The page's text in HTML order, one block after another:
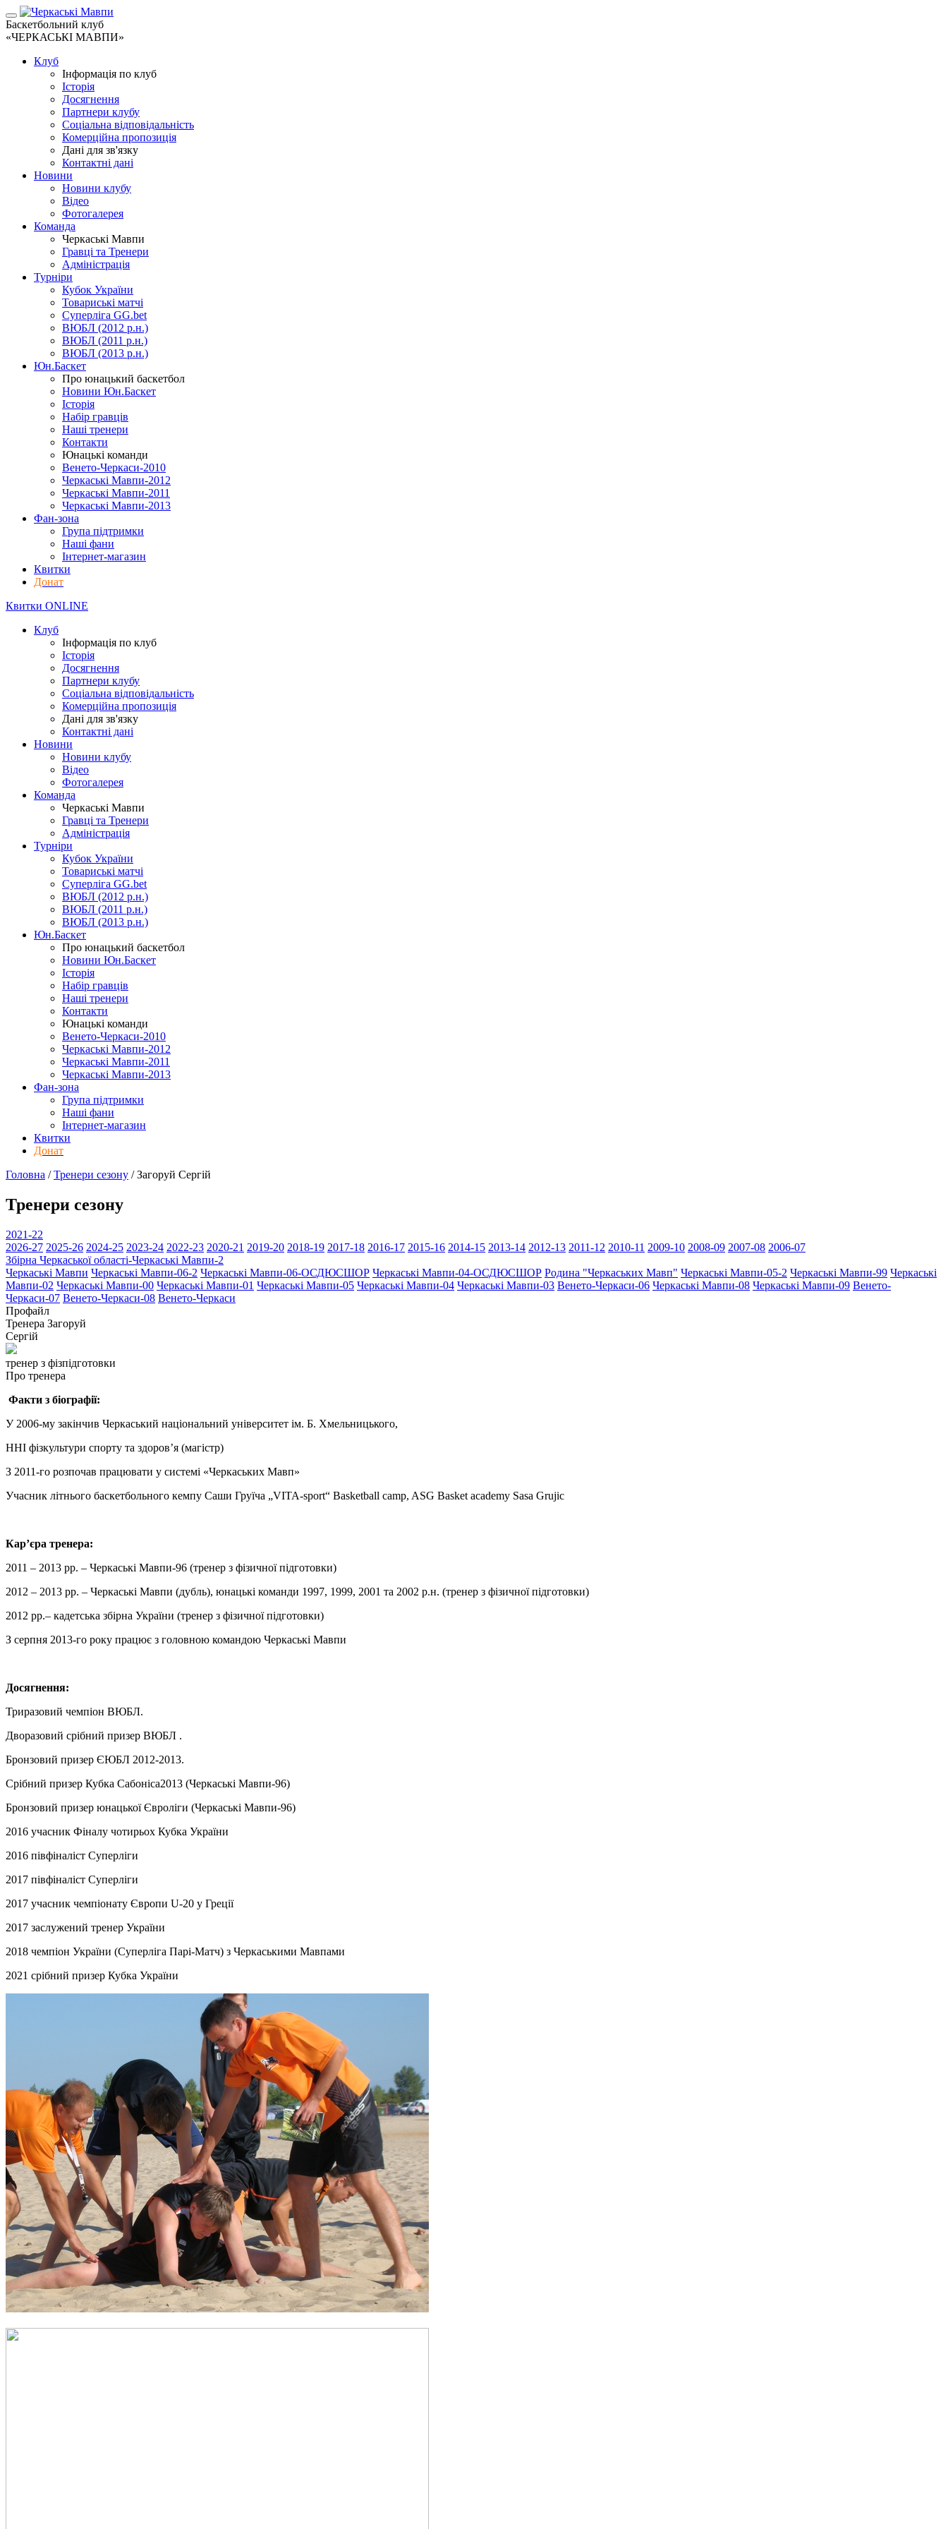
Баскетбольний клуб
«ЧЕРКАСЬКІ МАВПИ»
Клуб
Інформація по клуб
Історія
Досягнення
Партнери клубу
Соціальна відповідальність
Комерційна пропозиція
Дані для зв'язку
Контактні дані
Новини
Новини клубу
Відео
Фотогалерея
Команда
Черкаські Мавпи
Гравці та Тренери
Адміністрація
Турніри
Кубок України
Товариські матчі
Суперліга GG.bet
ВЮБЛ (2012 р.н.)
ВЮБЛ (2011 р.н.)
ВЮБЛ (2013 р.н.)
Юн.Баскет
Про юнацький баскетбол
Новини Юн.Баскет
Історія
Набір гравців
Наші тренери
Контакти
Юнацькі команди
Венето-Черкаси-2010
Черкаські Мавпи-2012
Черкаські Мавпи-2011
Черкаські Мавпи-2013
Фан-зона
Група підтримки
Наші фани
Інтернет-магазин
Квитки
Донат
Квитки ONLINE
Клуб
Інформація по клуб
Історія
Досягнення
Партнери клубу
Соціальна відповідальність
Комерційна пропозиція
Дані для зв'язку
Контактні дані
Новини
Новини клубу
Відео
Фотогалерея
Команда
Черкаські Мавпи
Гравці та Тренери
Адміністрація
Турніри
Кубок України
Товариські матчі
Суперліга GG.bet
ВЮБЛ (2012 р.н.)
ВЮБЛ (2011 р.н.)
ВЮБЛ (2013 р.н.)
Юн.Баскет
Про юнацький баскетбол
Новини Юн.Баскет
Історія
Набір гравців
Наші тренери
Контакти
Юнацькі команди
Венето-Черкаси-2010
Черкаські Мавпи-2012
Черкаські Мавпи-2011
Черкаські Мавпи-2013
Фан-зона
Група підтримки
Наші фани
Інтернет-магазин
Квитки
Донат
Головна /Тренери сезону /Загоруй Сергій
Тренери сезону
2021-22
2026-27 2025-26 2024-25 2023-24 2022-23 2020-21 2019-20 2018-19 2017-18 2016-17 2015-16 2014-15 2013-14 2012-13 2011-12 2010-11 2009-10 2008-09 2007-08 2006-07
Збірна Черкаської області-Черкаські Мавпи-2
Черкаські Мавпи Черкаські Мавпи-06-2 Черкаські Мавпи-06-ОСДЮСШОР Черкаські Мавпи-04-ОСДЮСШОР Родина "Черкаcьких Мавп" Черкаські Мавпи-05-2 Черкаські Мавпи-99 Черкаські
Мавпи-02 Черкаські Мавпи-00 Черкаські Мавпи-01 Черкаські Мавпи-05 Черкаські Мавпи-04 Черкаські Мавпи-03 Венето-Черкаси-06 Черкаські Мавпи-08 Черкаські Мавпи-09 Венето-
Черкаси-07 Венето-Черкаси-08 Венето-Черкаси
Профайл
Тренера Загоруй
Сергій
тренер з фізпідготовки
Про тренера
Факти з біографії:
У 2006-му закінчив Черкаський національний університет ім. Б. Хмельницького,
ННІ фізкультури спорту та здоров’я (магістр)
З 2011-го розпочав працювати у системі «Черкаських Мавп»
Учасник літнього баскетбольного кемпу Саши Груїча „VITA-sport“ Basketball camp, ASG Basket academy Sasa Grujic
Кар’єра тренера:
2011 – 2013 рр. – Черкаські Мавпи-96 (тренер з фізичної підготовки)
2012 – 2013 рр. – Черкаські Мавпи (дубль), юнацькі команди 1997, 1999, 2001 та 2002 р.н. (тренер з фізичної підготовки)
2012 рр.– кадетська збірна України (тренер з фізичної підготовки)
З серпня 2013-го року працює з головною командою Черкаські Мавпи
Досягнення:
Триразовий чемпіон ВЮБЛ.
Дворазовий срібний призер ВЮБЛ .
Бронзовий призер ЄЮБЛ 2012-2013.
Срібний призер Кубка Сабоніса2013 (Черкаські Мавпи-96)
Бронзовий призер юнацької Євроліги (Черкаські Мавпи-96)
2016 учасник Фіналу чотирьох Кубка України
2016 півфіналіст Суперліги
2017 півфіналіст Суперліги
2017 учасник чемпіонату Європи U-20 у Греції
2017 заслужений тренер України
2018 чемпіон України (Суперліга Парі-Матч) з Черкаськими Мавпами
2021 срібний призер Кубка України